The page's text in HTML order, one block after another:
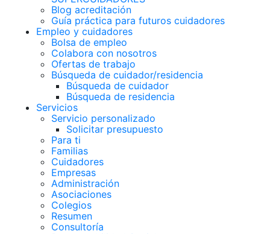
Blog acreditación
Guía práctica para futuros cuidadores
Empleo y cuidadores
Bolsa de empleo
Colabora con nosotros
Ofertas de trabajo
Búsqueda de cuidador/residencia
Búsqueda de cuidador
Búsqueda de residencia
Servicios
Servicio personalizado
Solicitar presupuesto
Para ti
Familias
Cuidadores
Empresas
Administración
Asociaciones
Colegios
Resumen
Consultoría